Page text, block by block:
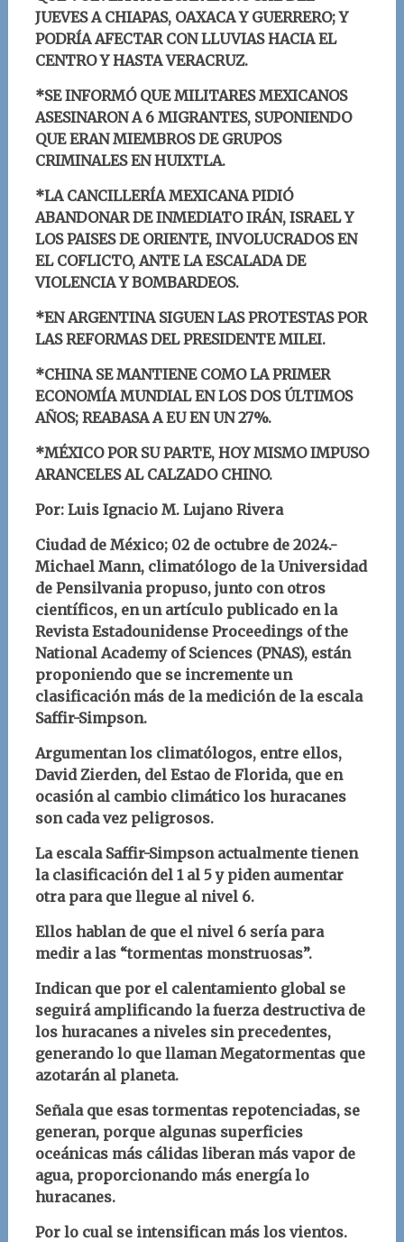
JUEVES A CHIAPAS, OAXACA Y GUERRERO; Y
PODRÍA AFECTAR CON LLUVIAS HACIA EL
CENTRO Y HASTA VERACRUZ.
*SE INFORMÓ QUE MILITARES MEXICANOS
ASESINARON A 6 MIGRANTES, SUPONIENDO
QUE ERAN MIEMBROS DE GRUPOS
CRIMINALES EN HUIXTLA.
*LA CANCILLERÍA MEXICANA PIDIÓ
ABANDONAR DE INMEDIATO IRÁN, ISRAEL Y
LOS PAISES DE ORIENTE, INVOLUCRADOS EN
EL COFLICTO, ANTE LA ESCALADA DE
VIOLENCIA Y BOMBARDEOS.
*EN ARGENTINA SIGUEN LAS PROTESTAS POR
LAS REFORMAS DEL PRESIDENTE MILEI.
*CHINA SE MANTIENE COMO LA PRIMER
ECONOMÍA MUNDIAL EN LOS DOS ÚLTIMOS
AÑOS; REABASA A EU EN UN 27%.
*MÉXICO POR SU PARTE, HOY MISMO IMPUSO
ARANCELES AL CALZADO CHINO.
Por: Luis Ignacio M. Lujano Rivera
Ciudad de México; 02 de octubrede 2024.-
Michael Mann, climatólogo de la Universidad
de Pensilvania propuso, junto con otros
científicos, en un artículo publicado en la
Revista Estadounidense Proceedings of the
National Academy of Sciences (PNAS), están
proponiendo que se incremente un
clasificación más de la medición de la escala
Saffir-Simpson.
Argumentan los climatólogos, entre ellos,
David Zierden, del Estao de Florida, que en
ocasión al cambio climático los huracanes
son cada vez peligrosos.
La escala Saffir-Simpson actualmente tienen
la clasificación del 1 al 5 y piden aumentar
otra para que llegue al nivel 6.
Ellos hablan de que el nivel 6 sería para
medir a las “tormentas monstruosas”.
Indican que por el calentamiento global se
seguirá amplificando la fuerza destructiva de
los huracanes a niveles sin precedentes,
generando lo que llaman Megatormentas que
azotarán al planeta.
Señala que esas tormentas repotenciadas, se
generan, porque algunas superficies
oceánicas más cálidas liberan más vapor de
agua, proporcionando más energía lo
huracanes.
Por lo cual se intensifican más los vientos.